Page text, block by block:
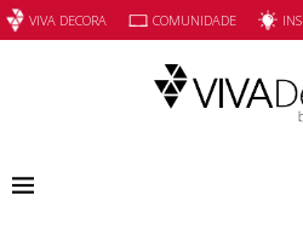
VIVA DECORA COMUNIDADE